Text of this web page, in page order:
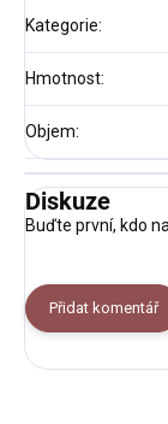
Kategorie:
Hmotnost:
Objem:
Diskuze
Buďte první, kdo
Přidat komentář